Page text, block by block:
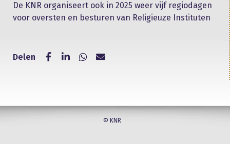
De KNR organiseert ook in 2025 weer vijf regiodagen
voor oversten en besturen van Religieuze Instituten
Delen
© KNR